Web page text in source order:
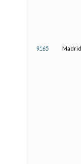
9165 Madrid